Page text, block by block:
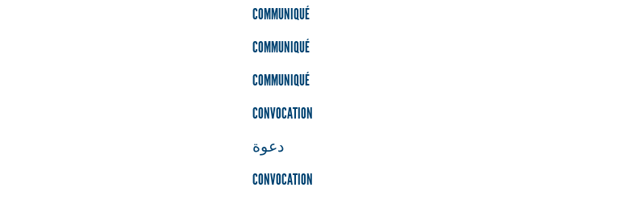
COMMUNIQUÉ
COMMUNIQUÉ
COMMUNIQUÉ
CONVOCATION
دعوة
CONVOCATION